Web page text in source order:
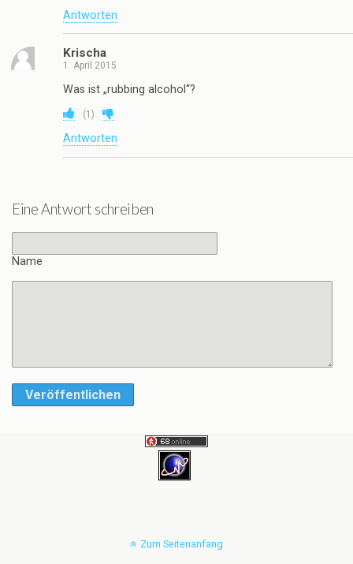
Antworten
Krischa
1. April 2015
Was ist „rubbing alcohol“?
(1 )
Antworten
Eine Antwort schreiben
Name
Veröffentlichen
Zum Seitenanfang